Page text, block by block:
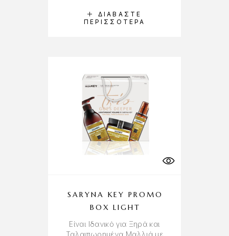
ΔΙΑΒΆΣΤΕ
ΠΕΡΙΣΣΌΤΕΡΑ
SARYNA KEY PROMO
BOX LIGHT
Είναι Ιδανικό για Ξηρά και
Ταλαιπωρημένα Μαλλιά με